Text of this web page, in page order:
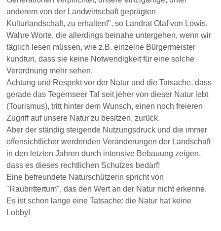
anderem von der Landwirtschaft geprägten
Kulturlandschaft, zu erhalten!", so Landrat Olaf von Löwis.
Wahre Worte, die allerdings beinahe untergehen, wenn wir
täglich lesen müssen, wie z.B. einzelne Bürgermeister
kundtun, dass sie keine Notwendigkeit für eine solche
Verordnung mehr sehen.
Achtung und Respekt vor der Natur und die Tatsache, dass
gerade das Tegernseer Tal seit jeher von dieser Natur lebt
(Tourismus), tritt hinter dem Wunsch, einen noch freieren
Zugriff auf unsere Natur zu besitzen, zurück.
Aber der ständig steigende Nutzungsdruck und die immer
offensichtlicher werdenden Veränderungen der Landschaft
in den letzten Jahren durch intensive Bebauung zeigen,
dass es dieses rechtlichen Schutzes bedarf!
Eine befreundete Naturschützerin spricht von
"Raubrittertum", das den Wert an der Natur nicht erkenne.
Es ist schon lange eine Tatsache: die Natur hat keine
Lobby!